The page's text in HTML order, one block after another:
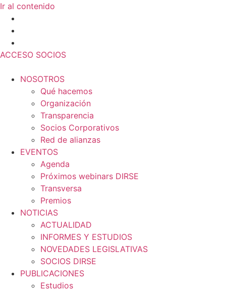
Ir al contenido
ACCESO SOCIOS
NOSOTROS
Qué hacemos
Organización
Transparencia
Socios Corporativos
Red de alianzas
EVENTOS
Agenda
Próximos webinars DIRSE
Transversa
Premios
NOTICIAS
ACTUALIDAD
INFORMES Y ESTUDIOS
NOVEDADES LEGISLATIVAS
SOCIOS DIRSE
PUBLICACIONES
Estudios